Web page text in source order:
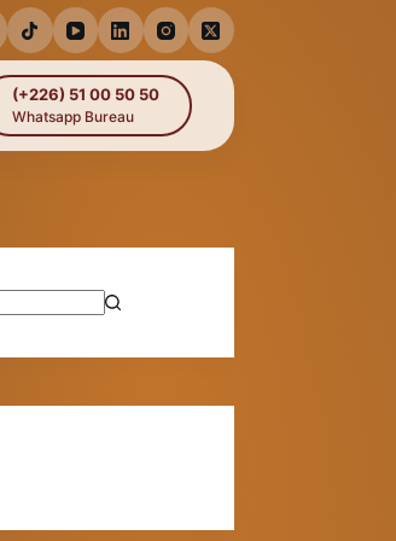
(+226) 51 00 50 50
Whatsapp Bureau